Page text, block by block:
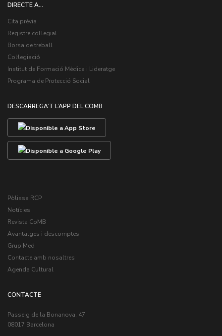
DIRECTE A...
Cita prèvia
Registre col·legial
Borsa de treball
Col·legiació
Institut de Formació Mèdica i Lideratge
Programa de Protecció Social
DESCARREGA’T L’APP DEL COMB
Pòlissa RCP
Notícies
Revista CoMB
Avantatges i descomptes
Grup Med
Contacte amb nosaltres
Agenda Cultural
CONTACTE
Passeig de la Bonanova, 47
08017 Barcelona